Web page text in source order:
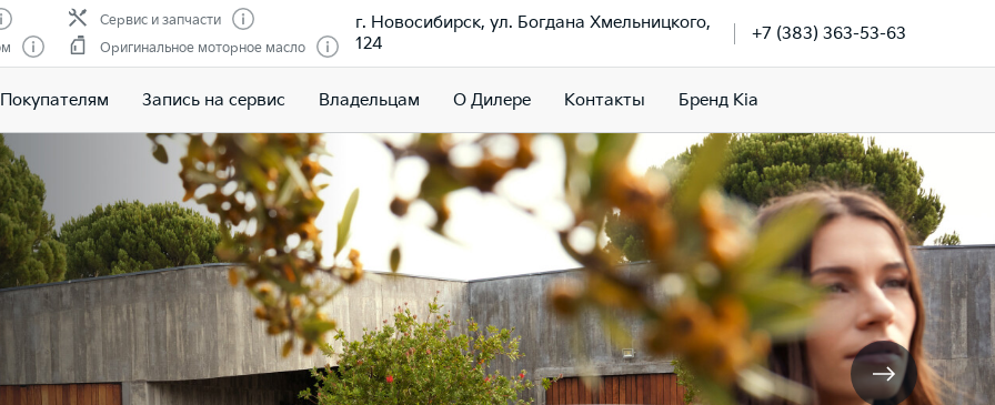
Сервис и запчасти
Оригинальное моторное масло
г. Новосибирск, ул. Богдана Хмельницкого,
124
+7 (383) 363-53-63
Покупателям Запись на сервис Владельцам О Дилере Контакты Бренд Kia